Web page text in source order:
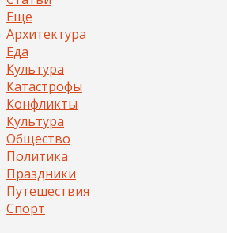
Еще
Архитектура
Еда
Культура
Катастрофы
Конфликты
Культура
Общество
Политика
Праздники
Путешествия
Спорт